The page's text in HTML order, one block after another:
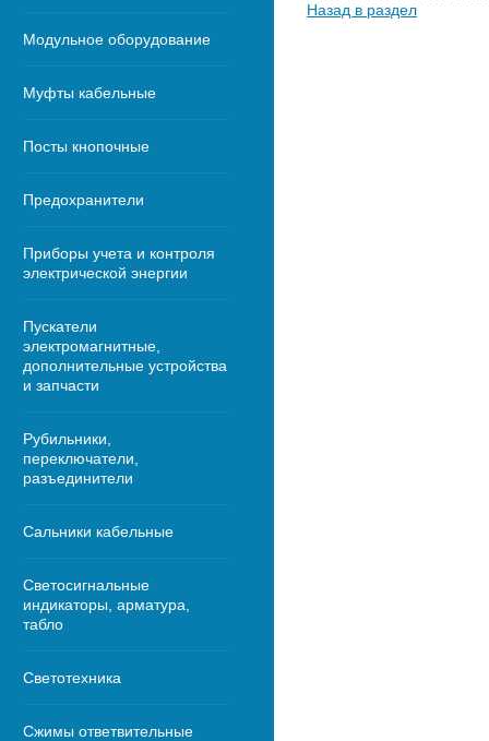
Модульное оборудование
Муфты кабельные
Посты кнопочные
Предохранители
Приборы учета и контроля
электрической энергии
Пускатели
электромагнитные,
дополнительные устройства
и запчасти
Рубильники,
переключатели,
разъединители
Сальники кабельные
Светосигнальные
индикаторы, арматура,
табло
Светотехника
Сжимы ответвительные
Назад в раздел